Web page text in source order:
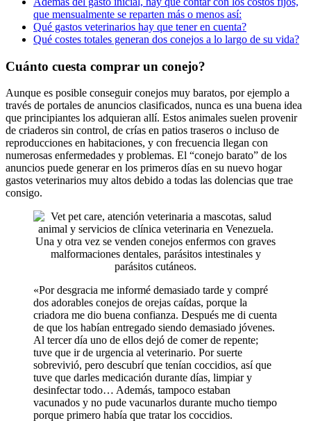
que mensualmente se reparten más o menos así:
Qué gastos veterinarios hay que tener en cuenta?
Qué costes totales generan dos conejos a lo largo de su vida?
Cuánto cuesta comprar un conejo?
Aunque es posible conseguir conejos muy baratos, por ejemplo a
través de portales de anuncios clasificados, nunca es una buena idea
que principiantes los adquieran allí. Estos animales suelen provenir
de criaderos sin control, de crías en patios traseros o incluso de
reproducciones en habitaciones, y con frecuencia llegan con
numerosas enfermedades y problemas. El “conejo barato” de los
anuncios puede generar en los primeros días en su nuevo hogar
gastos veterinarios muy altos debido a todas las dolencias que trae
consigo.
Una y otra vez se venden conejos enfermos con graves
malformaciones dentales, parásitos intestinales y
parásitos cutáneos.
«Por desgracia me informé demasiado tarde y compré
dos adorables conejos de orejas caídas, porque la
criadora me dio buena confianza. Después me di cuenta
de que los habían entregado siendo demasiado jóvenes.
Al tercer día uno de ellos dejó de comer de repente;
tuve que ir de urgencia al veterinario. Por suerte
sobrevivió, pero descubrí que tenían coccidios, así que
tuve que darles medicación durante días, limpiar y
desinfectar todo… Además, tampoco estaban
vacunados y no pude vacunarlos durante mucho tiempo
porque primero había que tratar los coccidios.